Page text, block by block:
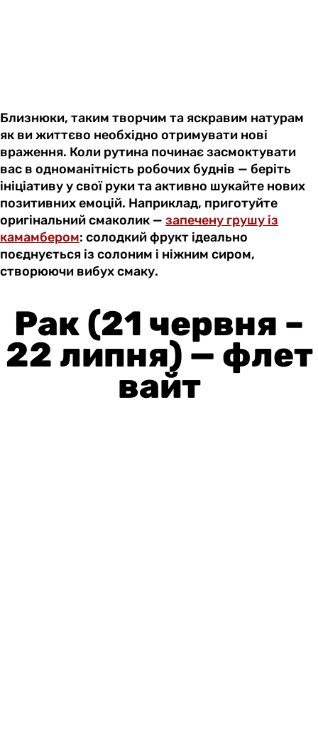
Близнюки, таким творчим та яскравим натурам
як ви життєво необхідно отримувати нові
враження. Коли рутина починає засмоктувати
вас в одноманітність робочих буднів — беріть
ініціативу у свої руки та активно шукайте нових
позитивних емоцій. Наприклад, приготуйте
оригінальний смаколик — запечену грушу із
камамбером: солодкий фрукт ідеально
поєднується із солоним і ніжним сиром,
створюючи вибух смаку.
Рак (21 червня –
22 липня) — флет
вайт